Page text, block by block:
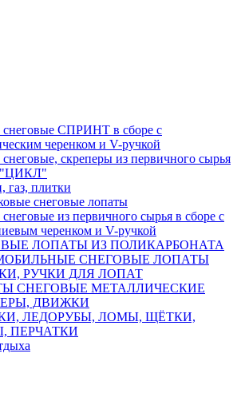
СПРИНТ в сборе с
черенком и V-ручкой
скреперы из первичного сырья
газ, плитки
снеговые лопаты
из первичного сырья в сборе с
черенком и V-ручкой
ЛОПАТЫ ИЗ ПОЛИКАРБОНАТА
СНЕГОВЫЕ ЛОПАТЫ
РУЧКИ ДЛЯ ЛОПАТ
СНЕГОВЫЕ МЕТАЛЛИЧЕСКИЕ
ДВИЖКИ
ЛЕДОРУБЫ, ЛОМЫ, ЩЁТКИ,
ПЕРЧАТКИ